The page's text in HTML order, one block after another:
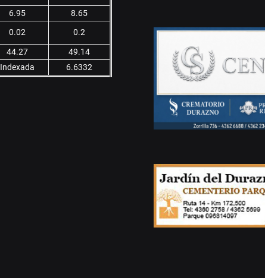
6.95
8.65
0.02
0.2
44.27
49.14
Indexada 6.6332